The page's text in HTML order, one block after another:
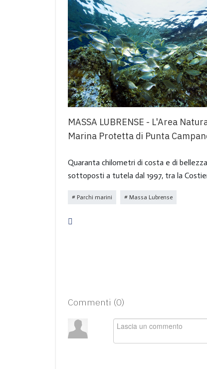
MASSA LUBRENSE - L'Area
Marina Protetta di Punta
Quaranta chilometri di costa e di bellezza
sottoposti a tutela dal 1997, tra la
Parchi marini Massa Lubrense
Commenti (0)